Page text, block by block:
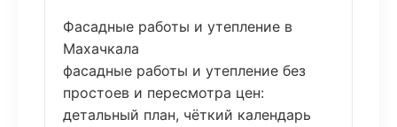
Фасадные работы и утепление в
Махачкала
фасадные работы и утепление без
простоев и пересмотра цен:
детальный план, чёткий календарь